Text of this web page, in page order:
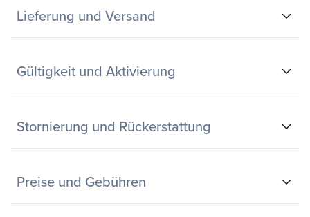
Lieferung und Versand
Gültigkeit und Aktivierung
Stornierung und Rückerstattung
Preise und Gebühren